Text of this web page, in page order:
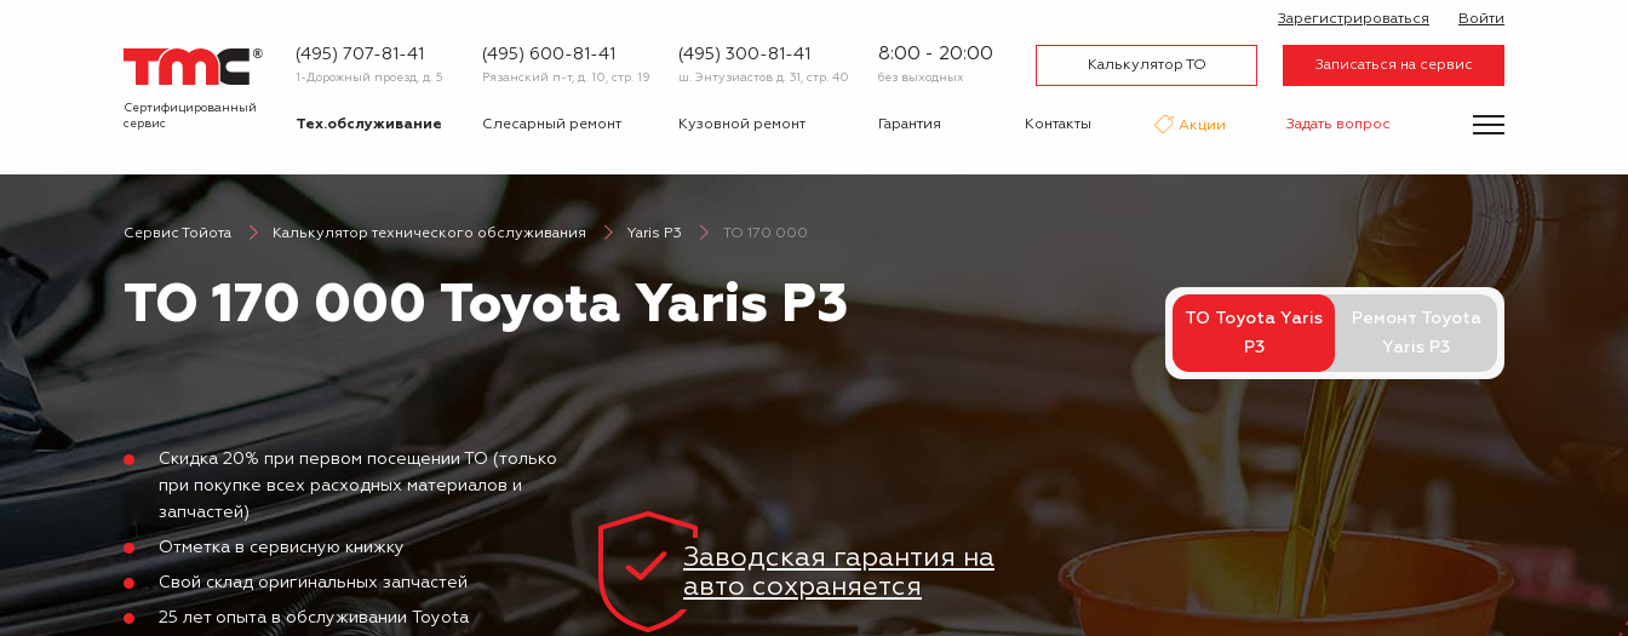
Сертифицированный
сервис
(495) 707-81-41
1-Дорожный проезд, д. 5
(495) 600-81-41
Рязанский п-т, д. 10, стр. 19
(495) 300-81-41
ш. Энтузиастов д. 31, стр. 40
8:00 - 20:00
без выходных
Калькулятор ТО Записаться на сервис
Зарегистрироваться Войти
Тех.обслуживание Слесарный ремонт Кузовной ремонт Гарантия Контакты Акции Задать вопрос
О сервисе Вопрос-ответ
Новости Галерея Вакансии
Сервис Тойота Калькулятор технического обслуживания Yaris P3 ТО 170 000
ТО 170 000 Toyota Yaris P3
ТО Toyota Yaris
P3
Ремонт Toyota
Yaris P3
Скидка 20% при первом посещении ТО (только
при покупке всех расходных материалов и
запчастей)
Отметка в сервисную книжку
Свой склад оригинальных запчастей
25 лет опыта в обслуживании Toyota
Заводская гарантия на
авто сохраняется